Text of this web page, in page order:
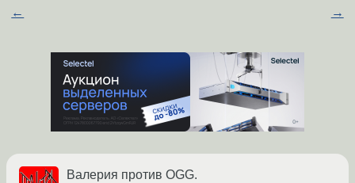
← →
Валерия против OGG.